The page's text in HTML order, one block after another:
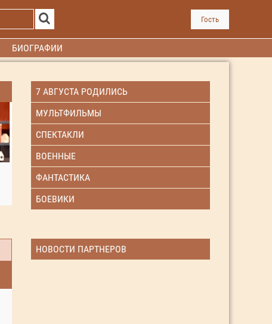
Гость
БИОГРАФИИ
7 АВГУСТА РОДИЛИСЬ
МУЛЬТФИЛЬМЫ
СПЕКТАКЛИ
ВОЕННЫЕ
ФАНТАСТИКА
БОЕВИКИ
НОВОСТИ ПАРТНЕРОВ